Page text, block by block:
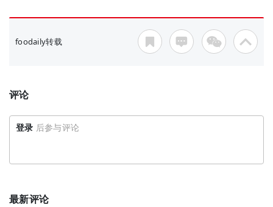
foodaily转载
评论
登录 后参与评论
最新评论